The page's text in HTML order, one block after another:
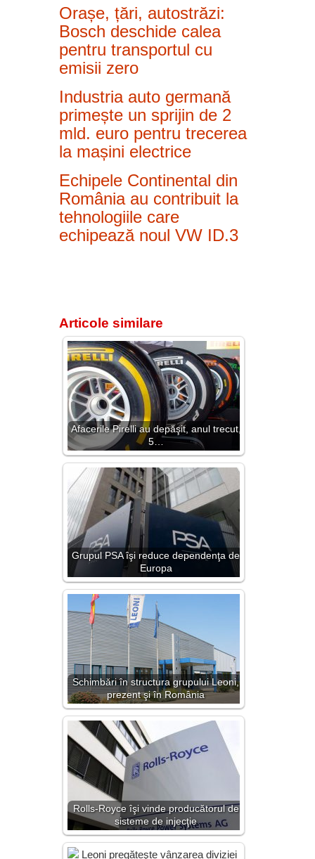
Orașe, țări, autostrăzi:
Bosch deschide calea
pentru transportul cu
emisii zero
Industria auto germană
primește un sprijin de 2
mld. euro pentru trecerea
la mașini electrice
Echipele Continental din
România au contribuit la
tehnologiile care
echipează noul VW ID.3
Articole similare
Afacerile Pirelli au depăşit, anul trecut,
5…
Grupul PSA îşi reduce dependenţa de
Europa
Schimbări în structura grupului Leoni,
prezent şi în România
Rolls-Royce îşi vinde producătorul de
sisteme de injecţie